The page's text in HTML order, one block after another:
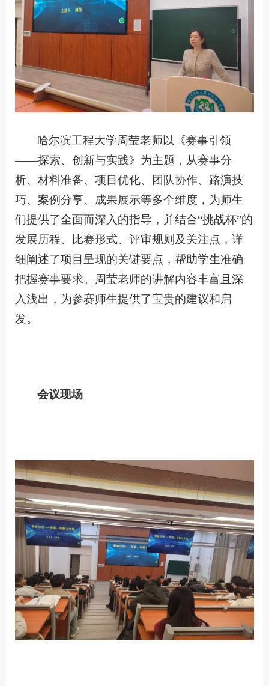
哈尔滨工程大学周莹老师以《赛事引领
——探索、创新与实践》为主题，从赛事分
析、材料准备、项目优化、团队协作、路演技
巧、案例分享、成果展示等多个维度，为师生
们提供了全面而深入的指导，并结合“挑战杯”的
发展历程、比赛形式、评审规则及关注点，详
细阐述了项目呈现的关键要点，帮助学生准确
把握赛事要求。周莹老师的讲解内容丰富且深
入浅出，为参赛师生提供了宝贵的建议和启
发。
会议现场